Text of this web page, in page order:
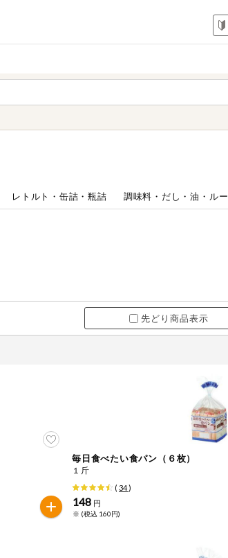
レトルト・缶詰・瓶詰 調味料・だし・油・ルー
先どり商品表示
毎日食べたい食パン（６枚）
１斤
(34)
148 円
※ (税込 160円)